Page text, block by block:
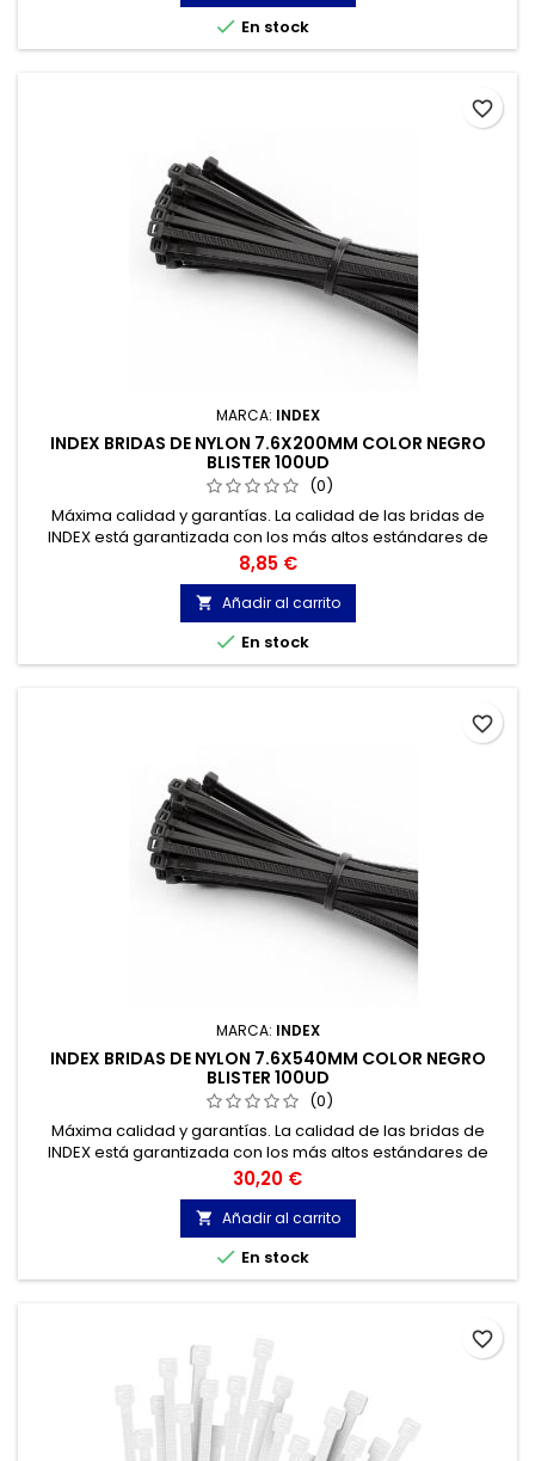
 En stock
MARCA: INDEX
INDEX BRIDAS DE NYLON 7.6X200MM COLOR NEGRO
BLISTER 100UD
(0)
Máxima calidad y garantías. La calidad de las bridas de
INDEX está garantizada con los más altos estándares de
calidad, gracias a la certificación de acuerdo con la norma
UNE-EN 62275, que permite el marcado CE y con
homologación UL.
Precio
8,85 €
 Añadir al carrito
 En stock
favorite_border
MARCA: INDEX
INDEX BRIDAS DE NYLON 7.6X540MM COLOR NEGRO
BLISTER 100UD
(0)
Máxima calidad y garantías. La calidad de las bridas de
INDEX está garantizada con los más altos estándares de
calidad, gracias a la certificación de acuerdo con la norma
UNE-EN 62275, que permite el marcado CE y con
homologación UL.
Precio
30,20 €
 Añadir al carrito
 En stock
favorite_border
favorite_border